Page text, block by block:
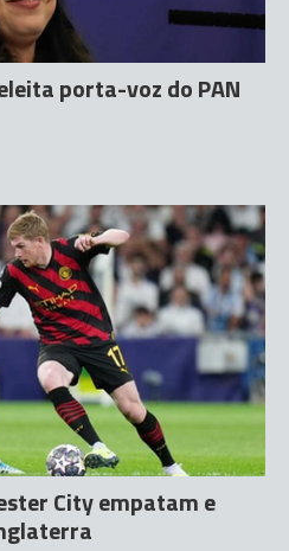
porta-voz do PAN
City empatam e